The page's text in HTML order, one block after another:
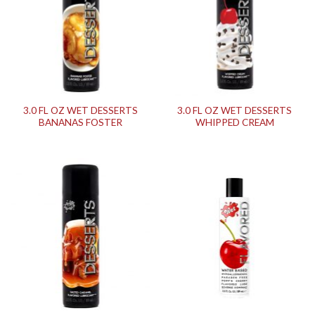
3.0 FL OZ WET DESSERTS
BANANAS FOSTER
3.0 FL OZ WET DESSERTS
WHIPPED CREAM